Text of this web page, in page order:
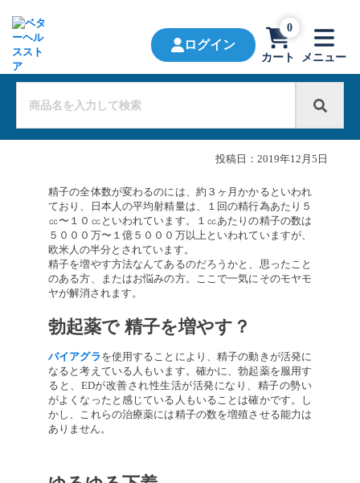
ログイン
カート
0
メニュー
投稿日： 2019年12月5日
精子の全体数が変わるのには、約３ヶ月かかるといわれ
ており、日本人の平均射精量は、１回の精行為あたり５
㏄〜１０㏄といわれています。１㏄あたりの精子の数は
５０００万〜１億５０００万以上といわれていますが、
欧米人の半分とされています。
精子を増やす方法なんてあるのだろうかと、思ったこと
のある方、またはお悩みの方。ここで一気にそのモヤモ
ヤが解消されます。
勃起薬で 精子を増やす？
バイアグラを使用することにより、精子の動きが活発に
なると考えている人もいます。確かに、勃起薬を服用す
ると、EDが改善され性生活が活発になり、精子の勢い
がよくなったと感じている人もいることは確かです。し
かし、これらの治療薬には精子の数を増殖させる能力は
ありません。